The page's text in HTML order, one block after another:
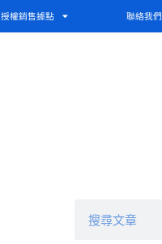
授權銷售據點 聯絡我們